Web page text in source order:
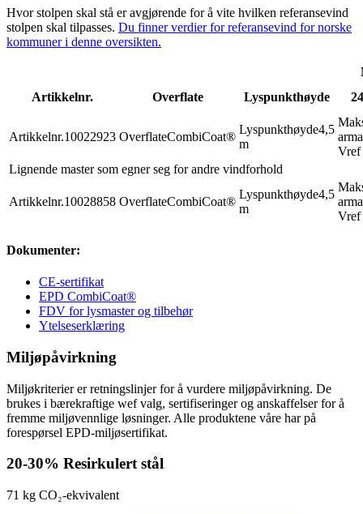
Hvor stolpen skal stå er avgjørende for å vite hvilken referansevind
stolpen skal tilpasses. Du finner verdier for referansevind for norske
kommuner i denne oversikten.
Artikkelnr.
Overflate Lyspunkthøyde
Artikkelnr.10022923 OverflateCombiCoat®
Lyspunkthøyde4,5
m
Vref
Lignende master som egner seg for andre vindforhold
Artikkelnr.10028858 OverflateCombiCoat®
Lyspunkthøyde4,5
m
Vref
Dokumenter:
CE-sertifikat
EPD CombiCoat®
FDV for lysmaster og tilbehør
Ytelseserklæring
Miljøpåvirkning
Miljøkriterier er retningslinjer for å vurdere miljøpåvirkning. De
brukes i bærekraftige wef valg, sertifiseringer og anskaffelser for å
fremme miljøvennlige løsninger. Alle produktene våre har på
forespørsel EPD-miljøsertifikat.
20-30% Resirkulert stål
71 kg CO₂-ekvivalent